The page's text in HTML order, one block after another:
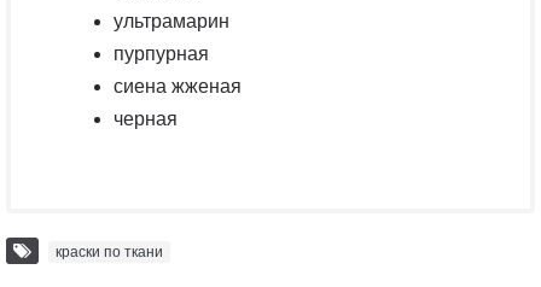
ультрамарин
пурпурная
сиена жженая
черная
краски по ткани